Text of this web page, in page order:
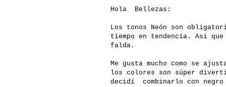
Hola Bellezas:
Los tonos Neón son
tiempo en tendencia. Así
falda.
Me gusta mucho como se
los colores son súper
decidí combinarlo con